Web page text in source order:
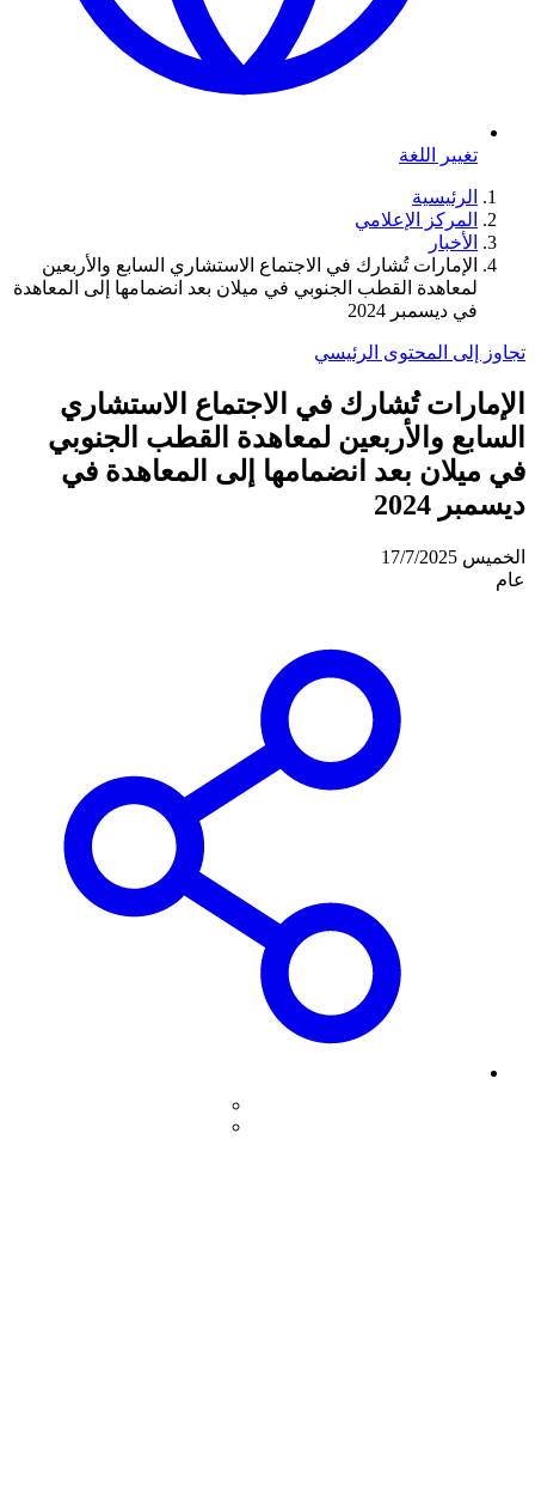
تغيير اللغة
الرئيسية
المركز الإعلامي
الأخبار
الإمارات تُشارك في الاجتماع الاستشاري السابع والأربعين
لمعاهدة القطب الجنوبي في ميلان بعد انضمامها إلى المعاهدة
في ديسمبر 2024
تجاوز إلى المحتوى الرئيسي
الإمارات تُشارك في الاجتماع الاستشاري
السابع والأربعين لمعاهدة القطب الجنوبي
في ميلان بعد انضمامها إلى المعاهدة في
ديسمبر 2024
الخميس 17/7/2025
عام